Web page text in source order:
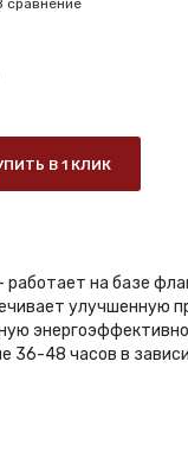
В 1 КЛИК
работает на базе
улучшенную
36-48 часов в